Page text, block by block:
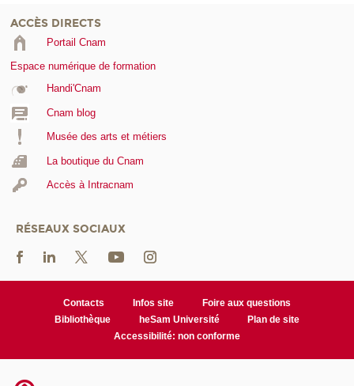
ACCÈS DIRECTS
Portail Cnam
Espace numérique de formation
Handi'Cnam
Cnam blog
Musée des arts et métiers
La boutique du Cnam
Accès à Intracnam
RÉSEAUX SOCIAUX
Contacts Infos site
Foire aux questions
Bibliothèque
heSam Université
Plan de site
Accessibilité: non conforme